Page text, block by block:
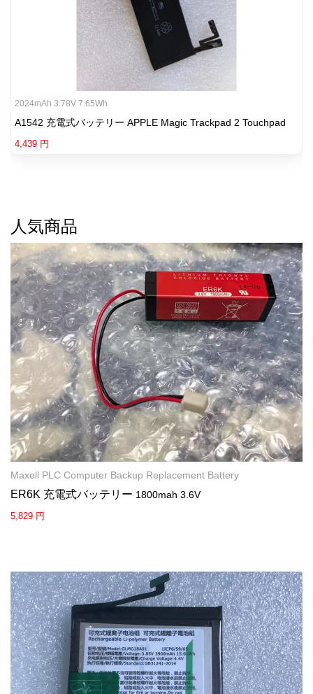
2024mAh 3.78V 7.65Wh
A1542 充電式バッテリー APPLE Magic Trackpad 2 Touchpad
4,439 円
人気商品
Maxell PLC Computer Backup Replacement Battery
ER6K 充電式バッテリー 1800mah 3.6V
5,829 円